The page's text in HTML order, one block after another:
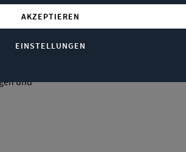
im
und
AKZEPTIEREN
EINSTELLUNGEN